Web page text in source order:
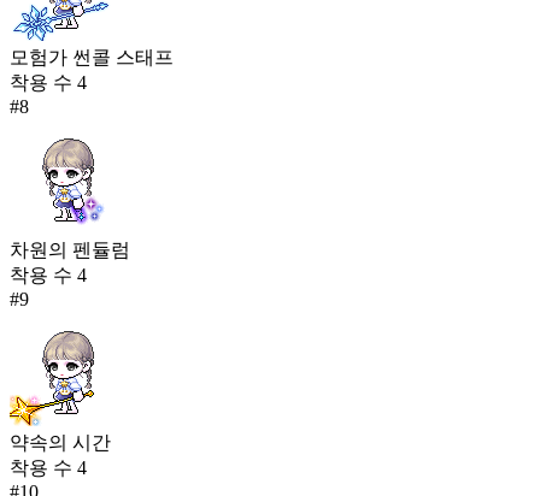
모험가 썬콜 스태프
착용 수 4
#8
차원의 펜듈럼
착용 수 4
#9
약속의 시간
착용 수 4
#10